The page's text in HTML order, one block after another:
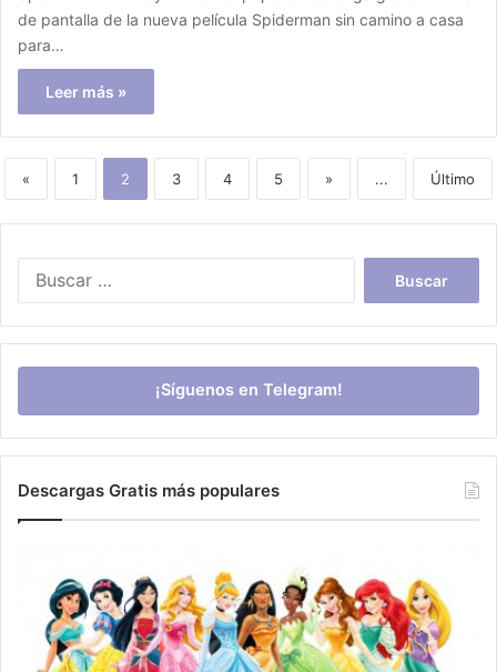
de pantalla de la nueva película Spiderman sin camino a casa
para…
Leer más »
« 1 2 3 4 5 » ... Último
¡Síguenos en Telegram!
Descargas Gratis más populares